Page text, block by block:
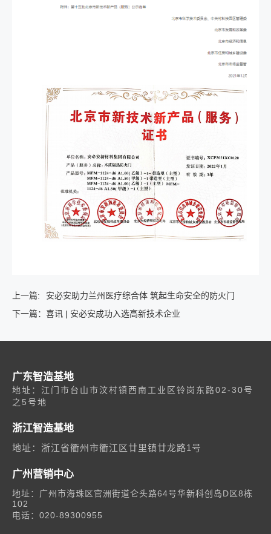
上一篇:
安必安助力兰州医疗综合体 筑起生命安全的防火门
下一篇： 喜讯 | 安必安成功入选高新技术企业
广东智造基地
地址：江门市台山市汶村镇西南工业区铃岗东路02-30号
之5号地
浙江智造基地
地址：浙江省衢州市衢江区廿里镇廿龙路1号
广州营销中心
地址：广州市海珠区官洲街道仑头路64号华新科创岛D区8栋
102
电话：020-89300955